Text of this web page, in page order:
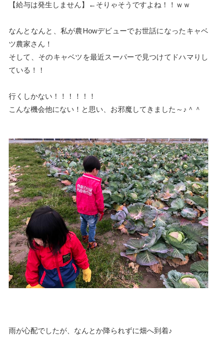
【給与は発生しません】←そりゃそうですよね！！ｗｗ
なんとなんと、私が農Howデビューでお世話になったキャベ
ツ農家さん！
そして、そのキャベツを最近スーパーで見つけてドハマりし
ている！！
行くしかない！！！！！！
こんな機会他にない！と思い、お邪魔してきました～♪＾＾
雨が心配でしたが、なんとか降られずに畑へ到着♪